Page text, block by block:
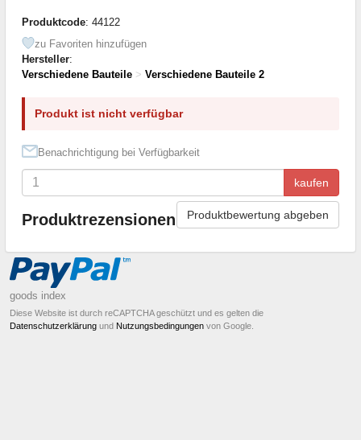
Produktcode: 44122
zu Favoriten hinzufügen
Hersteller:
Verschiedene Bauteile > Verschiedene Bauteile 2
Produkt ist nicht verfügbar
Benachrichtigung bei Verfügbarkeit
kaufen
Produktrezensionen Produktbewertung abgeben
goods index
Diese Website ist durch reCAPTCHA geschützt und es gelten die
Datenschutzerklärung und Nutzungsbedingungen von Google.